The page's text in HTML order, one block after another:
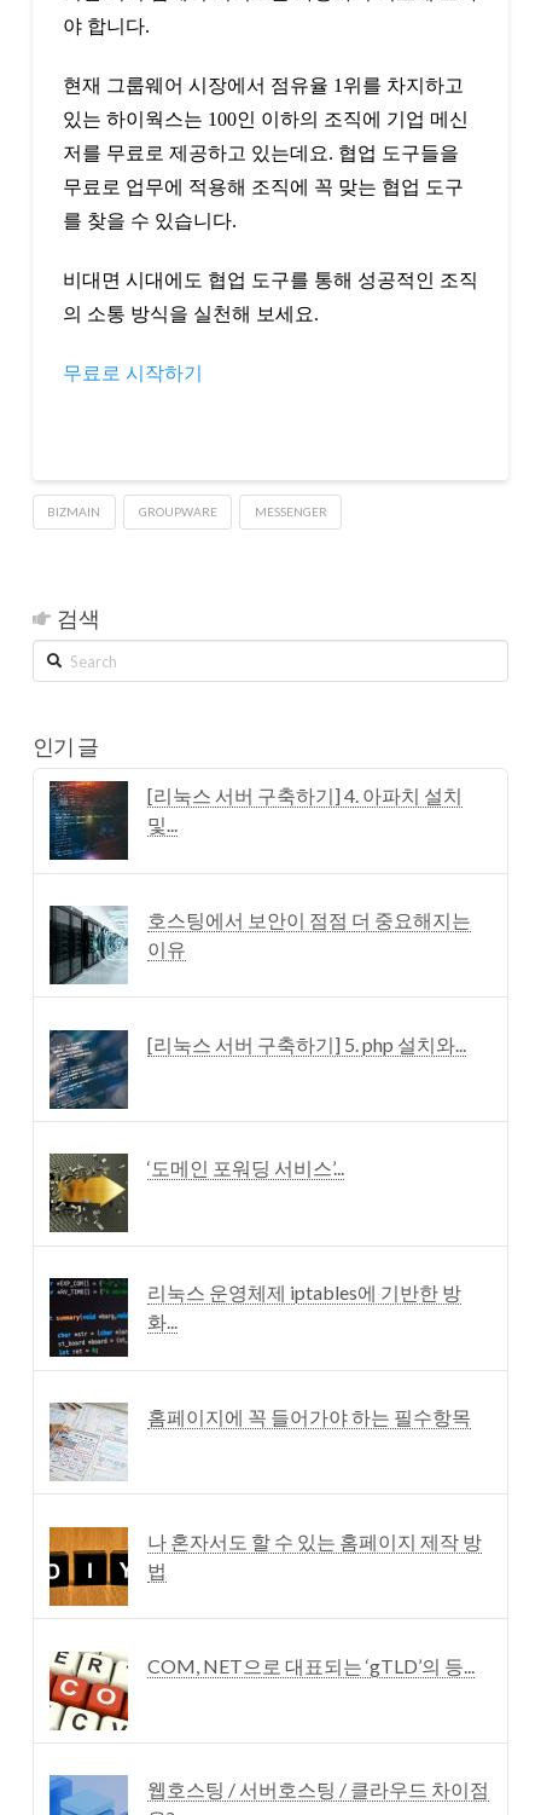
야 합니다.
현재 그룹웨어 시장에서 점유율 1위를 차지하고
있는 하이웍스는 100인 이하의 조직에 기업 메신
저를 무료로 제공하고 있는데요. 협업 도구들을
무료로 업무에 적용해 조직에 꼭 맞는 협업 도구
를 찾을 수 있습니다.
비대면 시대에도 협업 도구를 통해 성공적인 조직
의 소통 방식을 실천해 보세요.
무료로 시작하기
BIZMAIN GROUPWARE MESSENGER
검색
Search
인기 글
[리눅스 서버 구축하기] 4. 아파치 설치
및...
호스팅에서 보안이 점점 더 중요해지는
이유
[리눅스 서버 구축하기] 5. php 설치와...
‘도메인 포워딩 서비스’...
리눅스 운영체제 iptables에 기반한 방
화...
홈페이지에 꼭 들어가야 하는 필수항목
나 혼자서도 할 수 있는 홈페이지 제작 방
법
COM, NET으로 대표되는 ‘gTLD’의 등...
웹호스팅 / 서버호스팅 / 클라우드 차이점